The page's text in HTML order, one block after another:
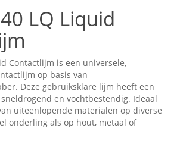
LQ Liquid
Contactlijm is een universele,
op basis van
Deze gebruiksklare lijm heeft een
en vochtbestendig. Ideaal
uiteenlopende materialen op diverse
onderling als op hout, metaal of